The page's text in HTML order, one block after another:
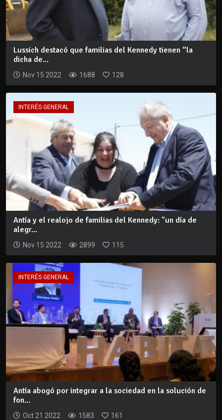
Lussich destacó que familias del Kennedy tienen “la
dicha de...
Nov 15 2022 1688 128
INTERÉS GENERAL
Antía y el realojo de familias del Kennedy: "un día de
alegr...
Nov 15 2022 2899 115
INTERÉS GENERAL
Antía abogó por integrar a la sociedad en la solución de
fon...
Oct 21 2022 1583 161